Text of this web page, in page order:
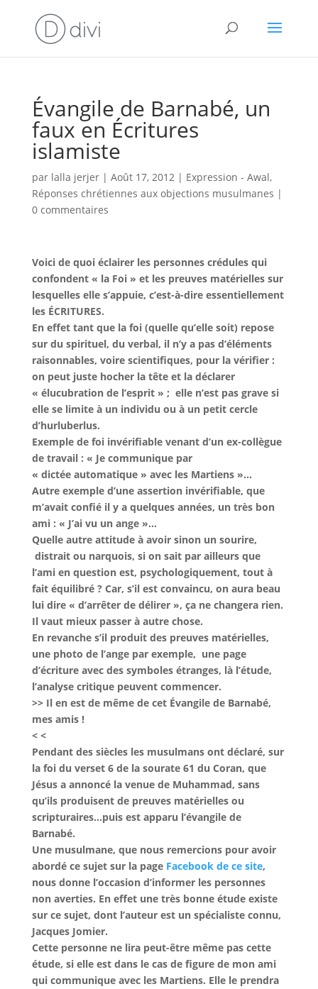
Évangile de Barnabé, un
faux en Écritures
islamiste
par lalla jerjer| Août 17, 2012| Expression - Awal,
Réponses chrétiennes aux objections musulmanes |
0 commentaires
Voici de quoi éclairer les personnes crédules qui
confondent « la Foi » et les preuves matérielles sur
lesquelles elle s’appuie, c’est-à-dire essentiellement
les ÉCRITURES.
En effet tant que la foi (quelle qu’elle soit) repose
sur du spirituel, du verbal, il n’y a pas d’éléments
raisonnables, voire scientifiques, pour la vérifier :
on peut juste hocher la tête et la déclarer
« élucubration de l’esprit » ; elle n’est pas grave si
elle se limite à un individu ou à un petit cercle
d’hurluberlus.
Exemple de foi invérifiable venant d’un ex-collègue
de travail : « Je communique par
« dictée automatique » avec les Martiens »…
Autre exemple d’une assertion invérifiable, que
m’avait confié il y a quelques années, un très bon
ami : « J’ai vu un ange »…
Quelle autre attitude à avoir sinon un sourire,
distrait ou narquois, si on sait par ailleurs que
l’ami en question est, psychologiquement, tout à
fait équilibré ? Car, s’il est convaincu, on aura beau
lui dire « d’arrêter de délirer », ça ne changera rien.
Il vaut mieux passer à autre chose.
En revanche s’il produit des preuves matérielles,
une photo de l’ange par exemple, une page
d’écriture avec des symboles étranges, là l’étude,
l’analyse critique peuvent commencer.
>> Il en est de même de cet Évangile de Barnabé,
mes amis !
< <
Pendant des siècles les musulmans ont déclaré, sur
la foi du verset 6 de la sourate 61 du Coran, que
Jésus a annoncé la venue de Muhammad, sans
qu’ils produisent de preuves matérielles ou
scripturaires…puis est apparu l’évangile de
Barnabé.
Une musulmane, que nous remercions pour avoir
abordé ce sujet sur la page Facebook de ce site,
nous donne l’occasion d’informer les personnes
non averties. En effet une très bonne étude existe
sur ce sujet, dont l’auteur est un spécialiste connu,
Jacques Jomier.
Cette personne ne lira peut-être même pas cette
étude, si elle est dans le cas de figure de mon ami
qui communique avec les Martiens. Elle le prendra